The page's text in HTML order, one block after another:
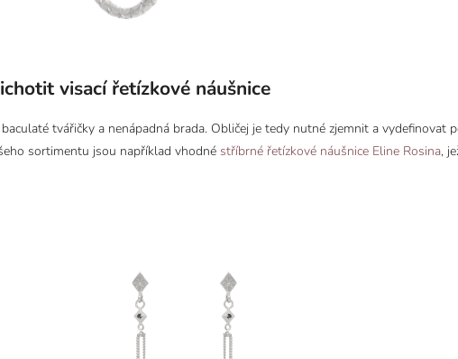
visací řetízkové náušnice
tvářičky a nenápadná brada. Obličej je tedy nutné zjemnit a vydefinovat
sortimentu jsou například vhodné stříbrné řetízkové náušnice Eline Rosina,